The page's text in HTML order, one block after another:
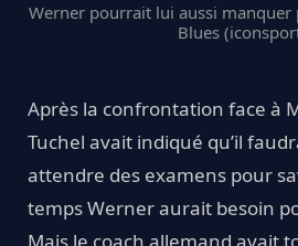
Werner pourrait lui aussi manquer
Blues
Après la confrontation face à
Tuchel avait indiqué qu’il
attendre des examens pour
temps Werner aurait besoin